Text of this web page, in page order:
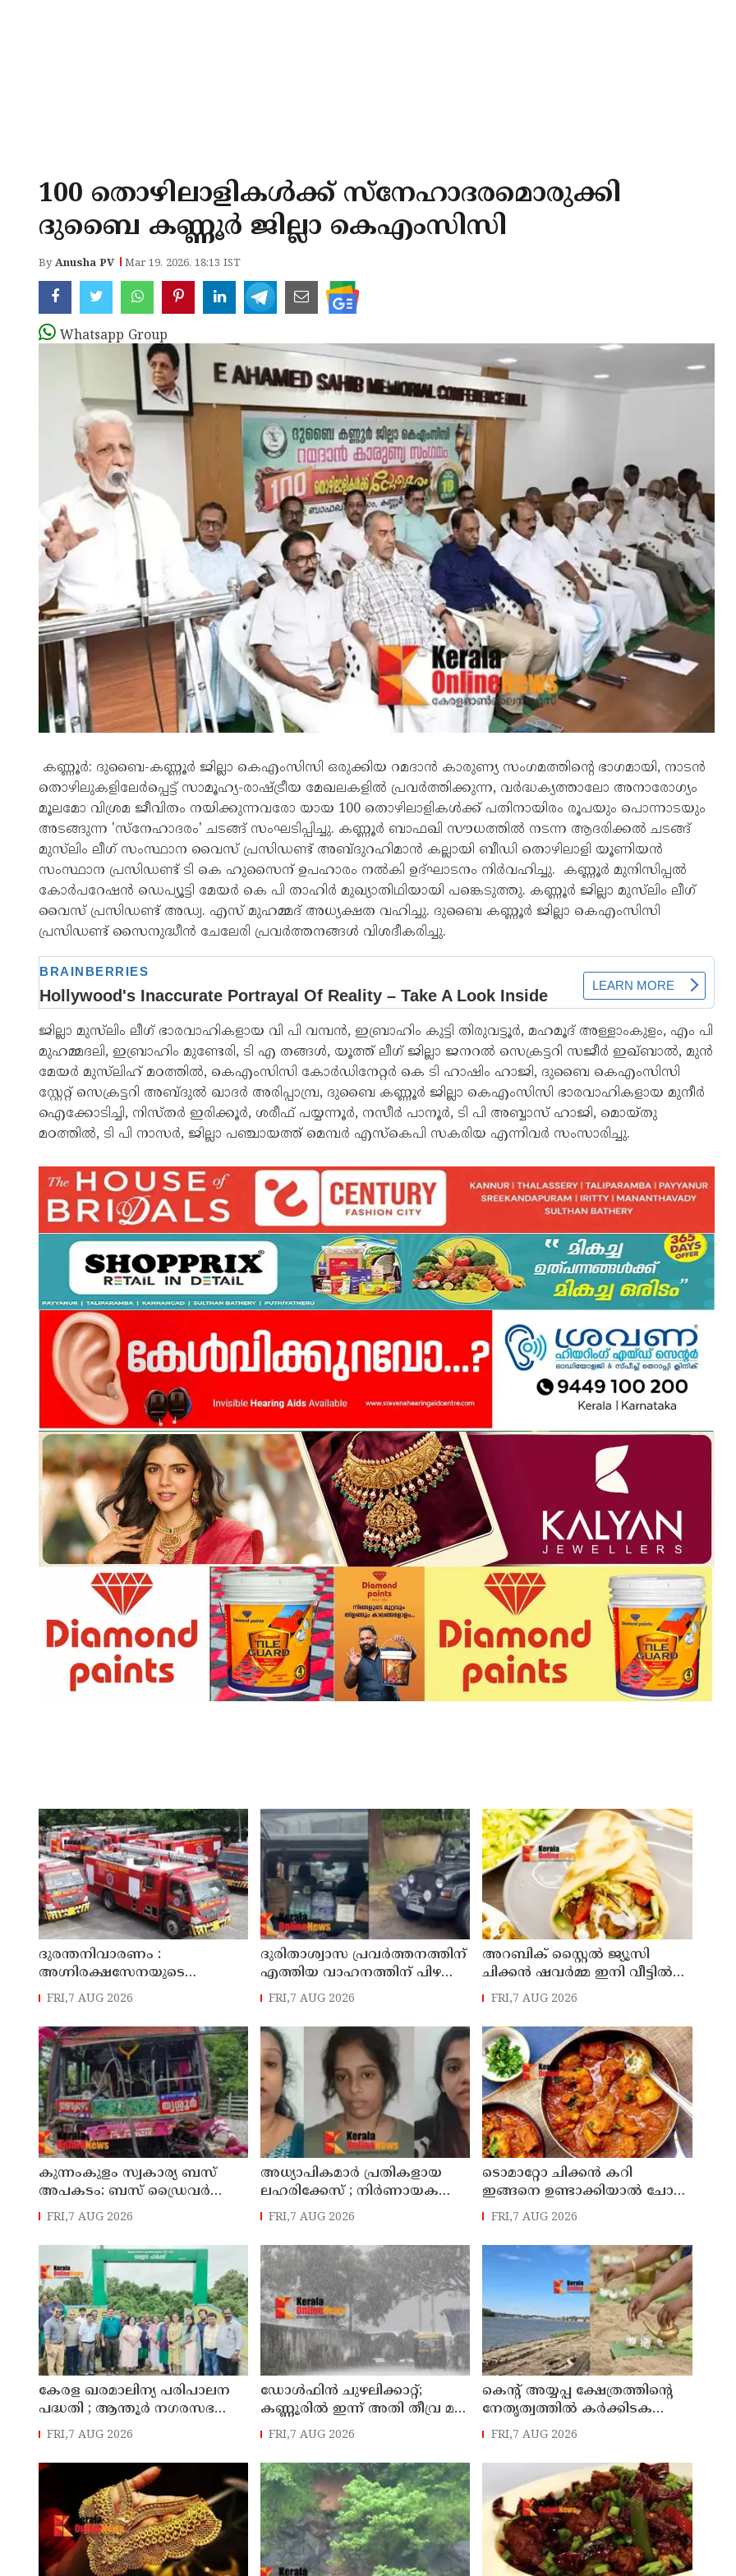
100 തൊഴിലാളികൾക്ക് സ്നേഹാദരമൊരുക്കി
ദുബൈ കണ്ണൂർ ജില്ലാ കെഎംസിസി
ByAnusha PV Mar 19, 2026, 18:13 IST
Whatsapp Group
കണ്ണൂർ: ദുബൈ-കണ്ണൂർ ജില്ലാ കെഎംസിസി ഒരുക്കിയ റമദാൻ കാരുണ്യ സംഗമത്തിന്റെ ഭാഗമായി, നാടൻ
തൊഴിലുകളിലേർപ്പെട്ട് സാമൂഹ്യ-രാഷ്ട്രീയ മേഖലകളിൽ പ്രവർത്തിക്കുന്ന, വർദ്ധക്യത്താലോ അനാരോഗ്യം
മൂലമോ വിശ്രമ ജീവിതം നയിക്കുന്നവരോ യായ 100 തൊഴിലാളികൾക്ക് പതിനായിരം രൂപയും പൊന്നാടയും
അടങ്ങുന്ന 'സ്നേഹാദരം' ചടങ്ങ് സംഘടിപ്പിച്ചു. കണ്ണൂർ ബാഫഖി സൗധത്തിൽ നടന്ന ആദരിക്കൽ ചടങ്ങ്
മുസ്‌ലിം ലീഗ് സംസ്ഥാന വൈസ് പ്രസിഡണ്ട് അബ്ദുറഹിമാൻ കല്ലായി ബീഡി തൊഴിലാളി യൂണിയൻ
സംസ്ഥാന പ്രസിഡണ്ട് ടി കെ ഹുസൈന് ഉപഹാരം നൽകി ഉദ്ഘാടനം നിർവഹിച്ചു. കണ്ണൂർ മുനിസിപ്പൽ
കോർപറേഷൻ ഡെപ്യൂട്ടി മേയർ കെ പി താഹിർ മുഖ്യാതിഥിയായി പങ്കെടുത്തു. കണ്ണൂർ ജില്ലാ മുസ്‌ലിം ലീഗ്
വൈസ് പ്രസിഡണ്ട് അഡ്വ. എസ് മുഹമ്മദ് അധ്യക്ഷത വഹിച്ചു. ദുബൈ കണ്ണൂർ ജില്ലാ കെഎംസിസി
പ്രസിഡണ്ട് സൈനുദ്ധീൻ ചേലേരി പ്രവർത്തനങ്ങൾ വിശദീകരിച്ചു.
ജില്ലാ മുസ്‌ലിം ലീഗ് ഭാരവാഹികളായ വി പി വമ്പൻ, ഇബ്രാഹിം കുട്ടി തിരുവട്ടൂർ, മഹമൂദ് അള്ളാംകുളം, എം പി
മുഹമ്മദലി, ഇബ്രാഹിം മുണ്ടേരി, ടി എ തങ്ങൾ, യൂത്ത് ലീഗ് ജില്ലാ ജനറൽ സെക്രട്ടറി സജീർ ഇഖ്ബാൽ, മുൻ
മേയർ മുസ്‌ലിഹ്‌ മഠത്തിൽ, കെഎംസിസി കോർഡിനേറ്റർ കെ ടി ഹാഷിം ഹാജി, ദുബൈ കെഎംസിസി
സ്റ്റേറ്റ് സെക്രട്ടറി അബ്ദുൽ ഖാദർ അരിപ്പാമ്പ്ര, ദുബൈ കണ്ണൂർ ജില്ലാ കെഎംസിസി ഭാരവാഹികളായ മുനീർ
ഐക്കോടിച്ചി, നിസ്തർ ഇരിക്കൂർ, ശരീഫ് പയ്യന്നൂർ, നസീർ പാനൂർ, ടി പി അബ്ബാസ് ഹാജി, മൊയ്തു
മഠത്തിൽ, ടി പി നാസർ, ജില്ലാ പഞ്ചായത്ത് മെമ്പർ എസ്കെപി സകരിയ എന്നിവർ സംസാരിച്ചു.
ദുരന്തനിവാരണം :
അഗ്നിരക്ഷസേനയുടെ
വിപുലീകരണത്തിനും
64.21 കോടി രൂപ കൂടി
അനുവദിച്ചു
FRI,7 AUG 2026
ദുരിതാശ്വാസ പ്രവർത്തനത്തിന്
എത്തിയ വാഹനത്തിന് പിഴ
ചുമത്തി; എംവിഡി
FRI,7 AUG 2026
അറബിക് സ്റ്റൈൽ ജ്യൂസി
ചിക്കൻ ഷവർമ്മ ഇനി വീട്ടിൽ
എളുപ്പത്തിൽ ഉണ്ടാക്കാം
FRI,7 AUG 2026
കുന്നംകുളം സ്വകാര്യ ബസ്
അപകടം: ബസ് ഡ്രൈവർ
പൊലീസ് സ്റ്റേഷനിൽ കീഴടങ്ങി
FRI,7 AUG 2026
അധ്യാപികമാര്‍ പ്രതികളായ
ലഹരിക്കേസ് ; നിർണായക
ചാറ്റുകളും ചിത്രങ്ങളും
അന്വേഷണ സംഘത്തിന്
FRI,7 AUG 2026
ടൊമാറ്റോ ചിക്കൻ കറി
ഇങ്ങനെ ഉണ്ടാക്കിയാൽ ചോറ്
തീരും
FRI,7 AUG 2026
കേരള ഖരമാലിന്യ പരിപാലന
പദ്ധതി ; ആന്തൂർ നഗരസഭ
സന്ദർശിച്ച് ലോക ബാങ്ക്
FRI,7 AUG 2026
ഡോള്‍ഫിന്‍ ചുഴലിക്കാറ്റ്;
കണ്ണൂരിൽ ഇന്ന് അതി തീവ്ര മഴ,
മത്സ്യതൊഴിലാളികൾക്കും
FRI,7 AUG 2026
കെന്റ് അയ്യപ്പ ക്ഷേത്രത്തിന്റെ
നേതൃത്വത്തിൽ കർക്കിടക
വാവുബലി 12-ന് ; ഒരുക്കങ്ങൾ
FRI,7 AUG 2026